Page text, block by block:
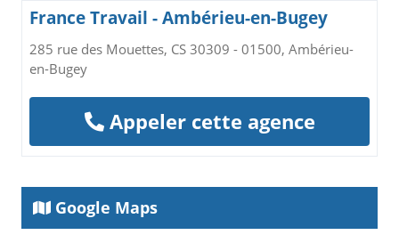
France Travail - Ambérieu-en-Bugey
285 rue des Mouettes, CS 30309 - 01500, Ambérieu-
en-Bugey
Appeler cette agence
Google Maps